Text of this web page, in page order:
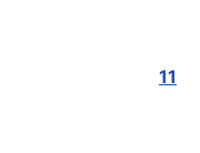
11